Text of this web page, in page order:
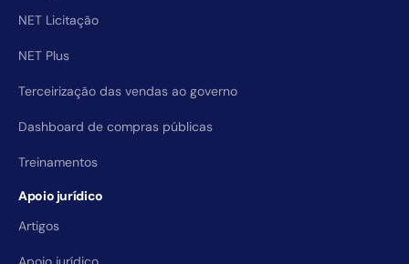
NET Licitação
NET Plus
Terceirização das vendas ao governo
Dashboard de compras públicas
Treinamentos
Apoio jurídico
Artigos